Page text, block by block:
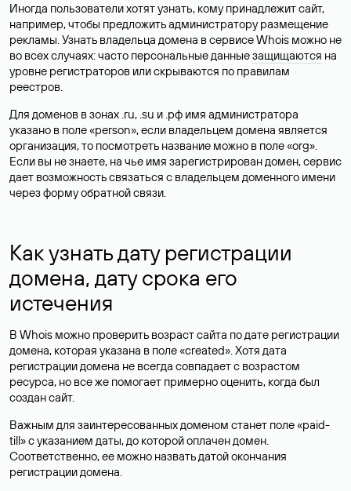
Иногда пользователи хотят узнать, кому принадлежит сайт,
например, чтобы предложить администратору размещение
рекламы. Узнать владельца домена в сервисе Whois можно не
во всех случаях: часто персональные данныезащищаются на
уровне регистраторов или скрываются по правилам
реестров.
Для доменов в зонах .ru, .su и .рф имя администратора
указано в поле «person», если владельцем домена является
организация, то посмотреть название можно в поле «org».
Если вы не знаете, на чье имя зарегистрирован домен, сервис
дает возможность связаться с владельцем доменного имени
через форму обратной связи.
Как узнать дату регистрации
домена, дату срока его
истечения
В Whois можно проверить возраст сайта по дате регистрации
домена, которая указана в поле «created». Хотя дата
регистрации домена не всегда совпадает с возрастом
ресурса, но все же помогает примерно оценить, когда был
создан сайт.
Важным для заинтересованных доменом станет поле «paid-
till» с указанием даты, до которой оплачен домен.
Соответственно, ее можно назвать датой окончания
регистрации домена.